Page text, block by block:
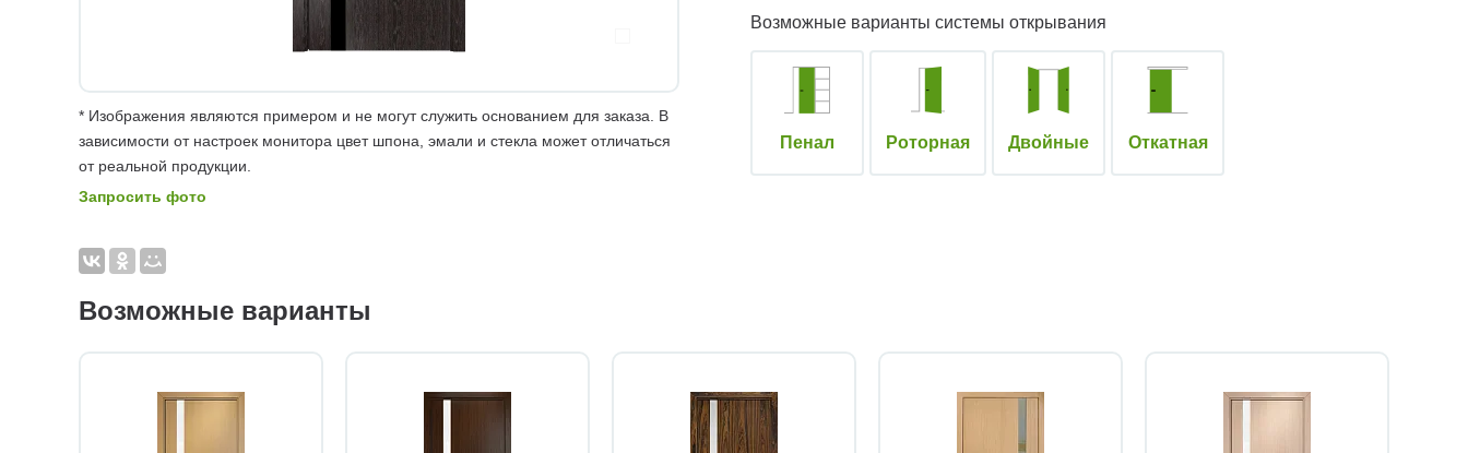
* Изображения являются примером и не могут служить основанием для заказа. В
зависимости от настроек монитора цвет шпона, эмали и стекла может отличаться
от реальной продукции.
Запросить фото
Возможные варианты системы открывания
Пенал Роторная Двойные Откатная
Возможные варианты